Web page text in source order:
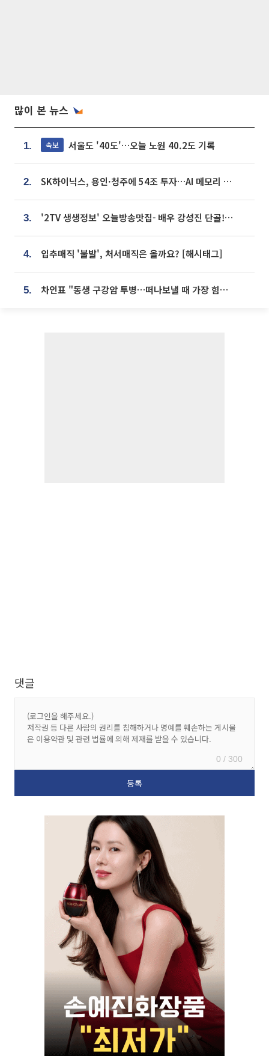
많이 본 뉴스
1. 속보 서울도 '40도'…오늘 노원 40.2도 기록
2. SK하이닉스, 용인·청주에 54조 투자…AI 메모리 생산기지 키운다
3. '2TV 생생정보' 오늘방송맛집- 배우 강성진 단골! 쌀국수ㆍ푸팟퐁 커리 맛집 '블○○○'
4. 입추매직 '불발', 처서매직은 올까요? [해시태그]
5. 차인표 "동생 구강암 투병…떠나보낼 때 가장 힘들었다”
댓글
0 / 300